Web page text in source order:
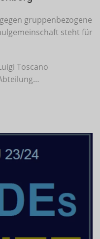
gruppenbezogene
steht für
Toscano